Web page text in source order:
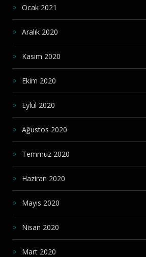
Ocak 2021
Aralık 2020
Kasım 2020
Ekim 2020
Eylül 2020
Ağustos 2020
Temmuz 2020
Haziran 2020
Mayıs 2020
Nisan 2020
Mart 2020